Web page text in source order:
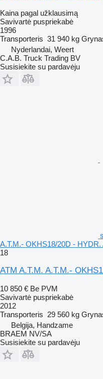
Kaina pagal užklausimą
Savivartė puspriekabė
1996
Transporteris 31 940 kg
Nyderlandai, Weert
C.A.B. Truck Trading BV
Susisiekite su pardavėju
A.T.M.- OKHS18/20D -
18
ATM A.T.M. A.T.M.-
10 850 € Be PVM
Savivartė puspriekabė
2012
Transporteris 29 560 kg
Belgija, Handzame
BRAEM NV/SA
Susisiekite su pardavėju